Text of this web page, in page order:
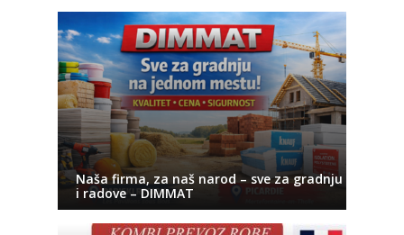
Naša firma, za naš narod – sve za gradnju
i radove – DIMMAT